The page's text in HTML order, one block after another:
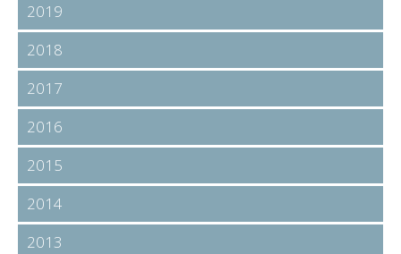
2019
2018
2017
2016
2015
2014
2013